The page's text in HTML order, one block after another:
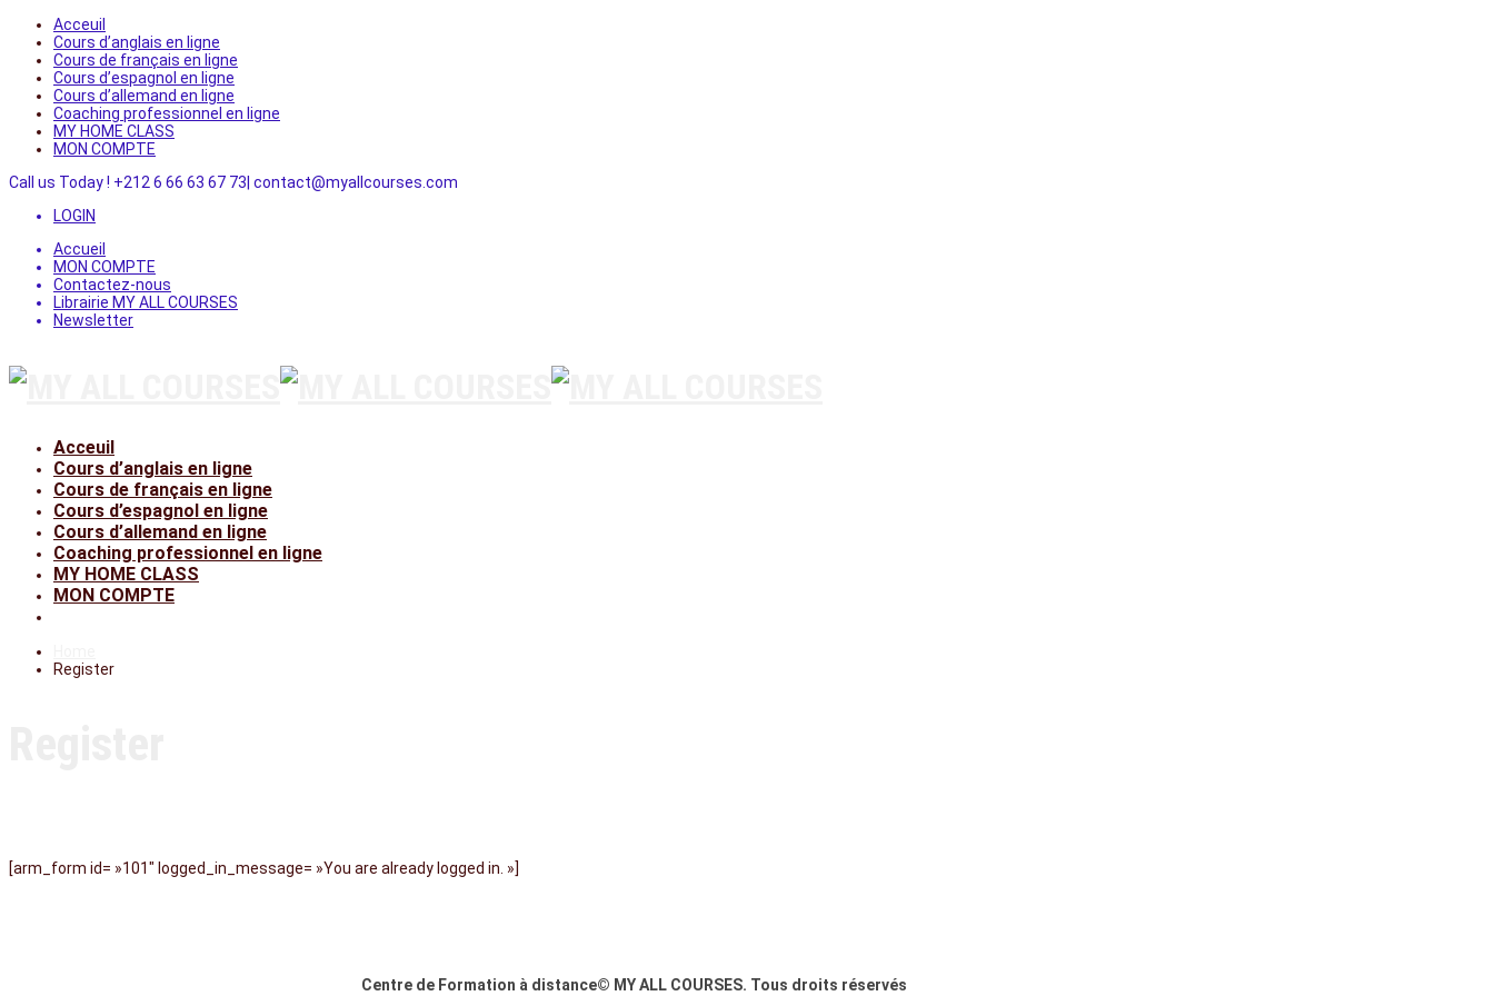
Acceuil
Cours d’anglais en ligne
Cours de français en ligne
Cours d’espagnol en ligne
Cours d’allemand en ligne
Coaching professionnel en ligne
MY HOME CLASS
MON COMPTE
Call us Today ! +212 6 66 63 67 73| contact@myallcourses.com
LOGIN
Accueil
MON COMPTE
Contactez-nous
Librairie MY ALL COURSES
Newsletter
Acceuil
Cours d’anglais en ligne
Cours de français en ligne
Cours d’espagnol en ligne
Cours d’allemand en ligne
Coaching professionnel en ligne
MY HOME CLASS
MON COMPTE
Register
[arm_form id= »101″ logged_in_message= »You are already logged in. »]
Centre de Formation à distance© MY ALL COURSES. Tous droits réservés